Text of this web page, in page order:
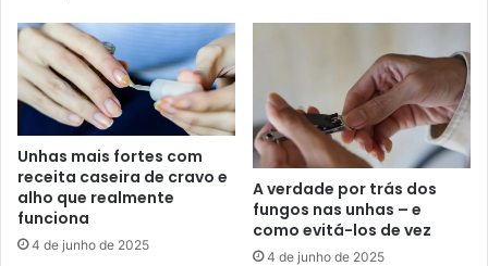
Unhas mais fortes com
receita caseira de cravo e
alho que realmente
funciona
4 de junho de 2025
A verdade por trás dos
fungos nas unhas – e
como evitá-los de vez
4 de junho de 2025